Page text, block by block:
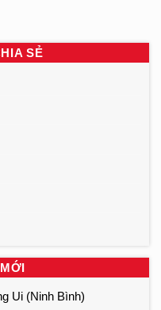
SẺ
Ui (Ninh Bình)